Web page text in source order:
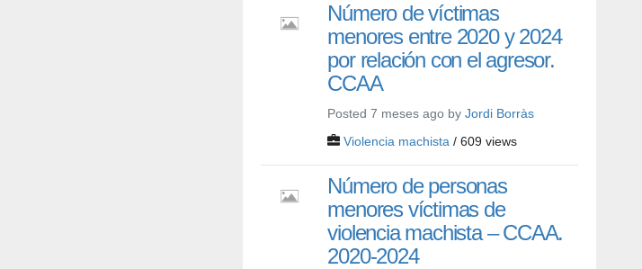
Número de víctimas
menores entre 2020 y 2024
por relación con el agresor.
CCAA
Posted 7 meses ago byJordi Borràs
Violencia machista / 609 views
Número de personas
menores víctimas de
violencia machista – CCAA.
2020-2024